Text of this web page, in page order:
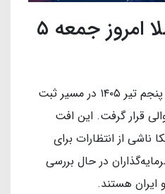
قیمت جهانی طلا امروز جمعه ۵
قیمت جهانی طلا روز جمعه پنجم تیر ۱۴۰۵ در مسیر ثبت
قرار گرفت. این افت
ناشی از انتظارات برای
در حال بررسی
ایران هستند.